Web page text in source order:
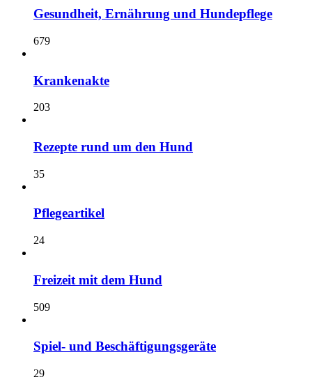
Gesundheit, Ernährung und Hundepflege
679
Krankenakte
203
Rezepte rund um den Hund
35
Pflegeartikel
24
Freizeit mit dem Hund
509
Spiel- und Beschäftigungsgeräte
29